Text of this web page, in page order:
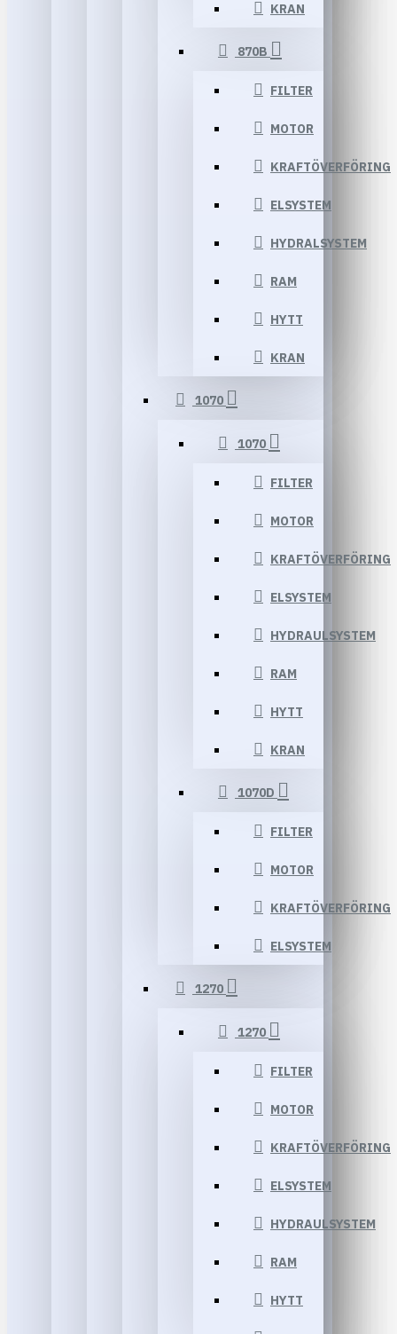
KRAN
870B
FILTER
MOTOR
KRAFTÖVERFÖRING
ELSYSTEM
HYDRALSYSTEM
RAM
HYTT
KRAN
1070
1070
FILTER
MOTOR
KRAFTÖVERFÖRING
ELSYSTEM
HYDRAULSYSTEM
RAM
HYTT
KRAN
1070D
FILTER
MOTOR
KRAFTÖVERFÖRING
ELSYSTEM
1270
1270
FILTER
MOTOR
KRAFTÖVERFÖRING
ELSYSTEM
HYDRAULSYSTEM
RAM
HYTT